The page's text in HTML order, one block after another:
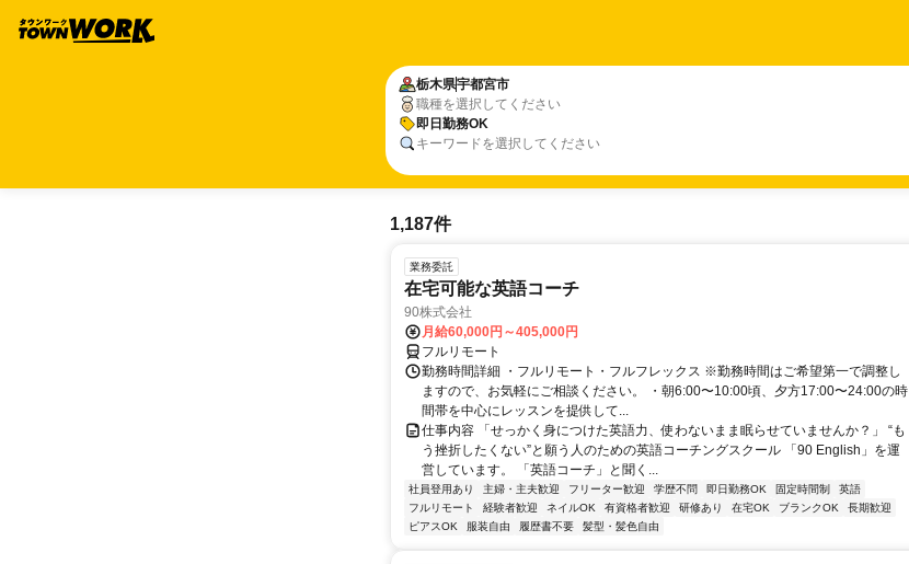
栃木県宇都宮市
職種を選択してください
即日勤務OK
キーワードを選択してください
1,187件
業務委託
在宅可能な英語コーチ
90株式会社
月給60,000円～405,000円
フルリモート
勤務時間詳細 ・フルリモート・フルフレックス ※勤務時間はご希望第一で調整し
ますので、お気軽にご相談ください。 ・朝6:00〜10:00頃、夕方17:00〜24:00の時
間帯を中心にレッスンを提供して...
仕事内容 「せっかく身につけた英語力、使わないまま眠らせていませんか？」 “も
う挫折したくない”と願う人のための英語コーチングスクール 「90 English」を運
営しています。 「英語コーチ」と聞く...
社員登用あり 主婦・主夫歓迎 フリーター歓迎 学歴不問 即日勤務OK 固定時間制
英語
フルリモート
経験者歓迎 ネイルOK 有資格者歓迎 研修あり 在宅OK ブランクOK
長期歓迎
ピアスOK
服装自由 履歴書不要 髪型・髪色自由